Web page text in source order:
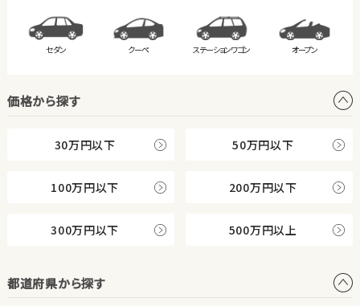
セダン クーペ ステーションワゴン オープン
価格から探す
30万円以下 50万円以下
100万円以下 200万円以下
300万円以下 500万円以上
都道府県から探す